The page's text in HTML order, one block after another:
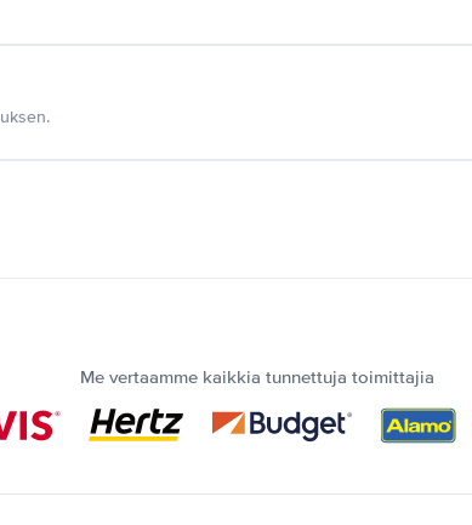
Me vertaamme kaikkia tunnettuja toimittajia